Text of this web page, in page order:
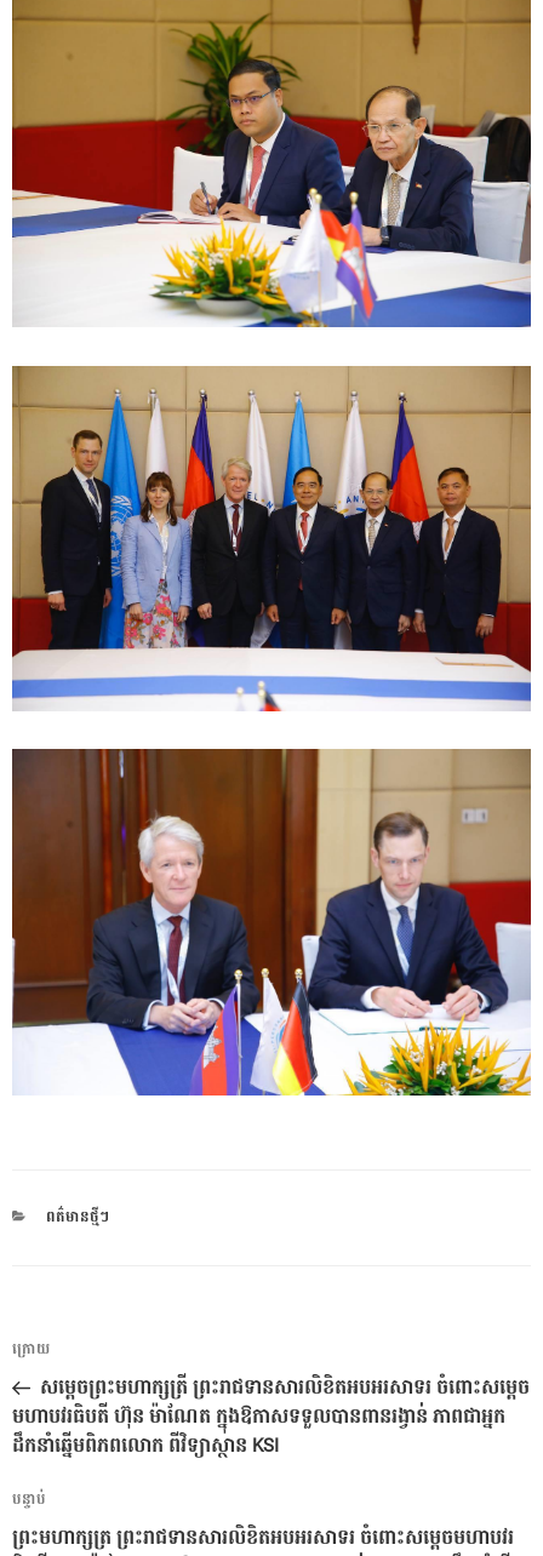
CATEGORIES
ពត៌មានថ្មីៗ
ការ​
នាំទិស​
ប្រកាស
អត្ថបទ
មុន
ក្រោយ
សម្តេចព្រះមហាក្សត្រី ព្រះរាជទានសារលិខិតអបអរសាទរ ចំពោះសម្តេច
មហាបវរធិបតី ហ៊ុន ម៉ាណែត ក្នុងឱកាសទទួលបានពានរង្វាន់ ភាពជាអ្នក
ដឹកនាំឆ្នើមពិភពលោក ពីវិទ្យាស្ថាន KSI
អត្ថបទ
បន្ទាប់
បន្ទាប់
ព្រះមហាក្សត្រ ព្រះរាជទានសារលិខិតអបអរសាទរ ចំពោះសម្តេចមហាបវរ